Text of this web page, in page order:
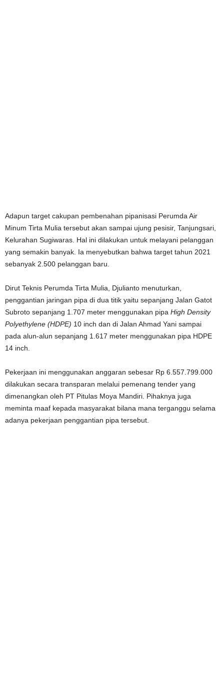
Adapun target cakupan pembenahan pipanisasi Perumda Air
Minum Tirta Mulia tersebut akan sampai ujung pesisir, Tanjungsari,
Kelurahan Sugiwaras. Hal ini dilakukan untuk melayani pelanggan
yang semakin banyak. Ia menyebutkan bahwa target tahun 2021
sebanyak 2.500 pelanggan baru.
Dirut Teknis Perumda Tirta Mulia, Djulianto menuturkan,
penggantian jaringan pipa di dua titik yaitu sepanjang Jalan Gatot
Subroto sepanjang 1.707 meter menggunakan pipa High Density
Polyethylene (HDPE) 10 inch dan di Jalan Ahmad Yani sampai
pada alun-alun sepanjang 1.617 meter menggunakan pipa HDPE
14 inch.
Pekerjaan ini menggunakan anggaran sebesar Rp 6.557.799.000
dilakukan secara transparan melalui pemenang tender yang
dimenangkan oleh PT Pitulas Moya Mandiri. Pihaknya juga
meminta maaf kepada masyarakat bilana mana terganggu selama
adanya pekerjaan penggantian pipa tersebut.